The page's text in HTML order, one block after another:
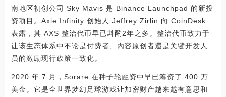
南地区初创公司 Sky Mavis 是 Binance Launchpad 的新投
资项目。Axie Infinity 创始人 Jeffrey Zirlin 向 CoinDesk
表露，其 AXS 整治代币早已斟酌2年之多。整治代币致力于
让该生态体系中不论是付费者、內容原创者還是关键开发人
员的激励现行政策一致化。
2020 年 7 月，Sorare 在种子轮融资中早已筹资了 400 万
美金。它是全世界梦幻足球游戏让加密财产越来越有意思和